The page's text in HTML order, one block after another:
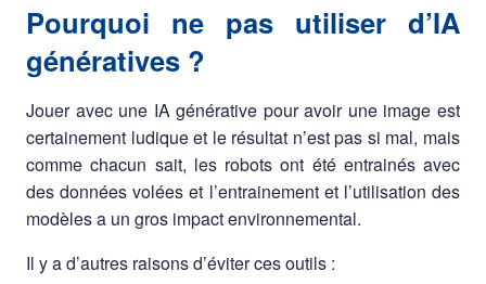
Pourquoi ne pas utiliser d’IA
génératives ?
Jouer avec une IA générative pour avoir une image est
certainement ludique et le résultat n’est pas si mal, mais
comme chacun sait, les robots ont été entrainés avec
des données volées et l’entrainement et l’utilisation des
modèles a un gros impact environnemental.
Il y a d’autres raisons d’éviter ces outils :